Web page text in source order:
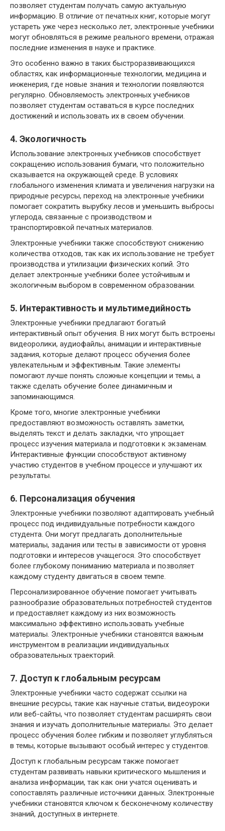
позволяет студентам получать самую актуальную
информацию. В отличие от печатных книг, которые могут
устареть уже через несколько лет, электронные учебники
могут обновляться в режиме реального времени, отражая
последние изменения в науке и практике.
Это особенно важно в таких быстроразвивающихся
областях, как информационные технологии, медицина и
инженерия, где новые знания и технологии появляются
регулярно. Обновляемость электронных учебников
позволяет студентам оставаться в курсе последних
достижений и использовать их в своем обучении.
4. Экологичность
Использование электронных учебников способствует
сокращению использования бумаги, что положительно
сказывается на окружающей среде. В условиях
глобального изменения климата и увеличения нагрузки на
природные ресурсы, переход на электронные учебники
помогает сократить вырубку лесов и уменьшить выбросы
углерода, связанные с производством и
транспортировкой печатных материалов.
Электронные учебники также способствуют снижению
количества отходов, так как их использование не требует
производства и утилизации физических копий. Это
делает электронные учебники более устойчивым и
экологичным выбором в современном образовании.
5. Интерактивность и мультимедийность
Электронные учебники предлагают богатый
интерактивный опыт обучения. В них могут быть встроены
видеоролики, аудиофайлы, анимации и интерактивные
задания, которые делают процесс обучения более
увлекательным и эффективным. Такие элементы
помогают лучше понять сложные концепции и темы, а
также сделать обучение более динамичным и
запоминающимся.
Кроме того, многие электронные учебники
предоставляют возможность оставлять заметки,
выделять текст и делать закладки, что упрощает
процесс изучения материала и подготовки к экзаменам.
Интерактивные функции способствуют активному
участию студентов в учебном процессе и улучшают их
результаты.
6. Персонализация обучения
Электронные учебники позволяют адаптировать учебный
процесс под индивидуальные потребности каждого
студента. Они могут предлагать дополнительные
материалы, задания или тесты в зависимости от уровня
подготовки и интересов учащегося. Это способствует
более глубокому пониманию материала и позволяет
каждому студенту двигаться в своем темпе.
Персонализированное обучение помогает учитывать
разнообразие образовательных потребностей студентов
и предоставляет каждому из них возможность
максимально эффективно использовать учебные
материалы. Электронные учебники становятся важным
инструментом в реализации индивидуальных
образовательных траекторий.
7. Доступ к глобальным ресурсам
Электронные учебники часто содержат ссылки на
внешние ресурсы, такие как научные статьи, видеоуроки
или веб-сайты, что позволяет студентам расширять свои
знания и изучать дополнительные материалы. Это делает
процесс обучения более гибким и позволяет углубляться
в темы, которые вызывают особый интерес у студентов.
Доступ к глобальным ресурсам также помогает
студентам развивать навыки критического мышления и
анализа информации, так как они учатся оценивать и
сопоставлять различные источники данных. Электронные
учебники становятся ключом к бесконечному количеству
знаний, доступных в интернете.